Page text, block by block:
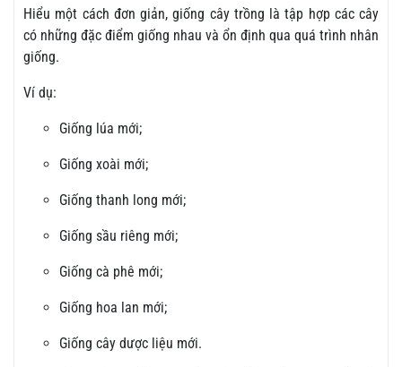
Hiểu một cách đơn giản, giống cây trồng là tập hợp các cây
có những đặc điểm giống nhau và ổn định qua quá trình nhân
giống.
Ví dụ:
Giống lúa mới;
Giống xoài mới;
Giống thanh long mới;
Giống sầu riêng mới;
Giống cà phê mới;
Giống hoa lan mới;
Giống cây dược liệu mới.